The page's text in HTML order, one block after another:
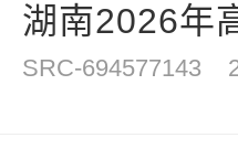
湖南2026年
SRC-694577143